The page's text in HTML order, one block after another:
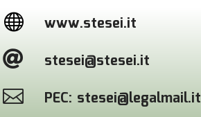
 www.stesei.it
 stesei@stesei.it
 PEC: stesei@legalmail.it